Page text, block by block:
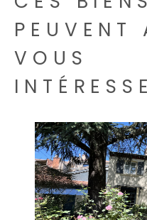
PEUVENT
VOUS